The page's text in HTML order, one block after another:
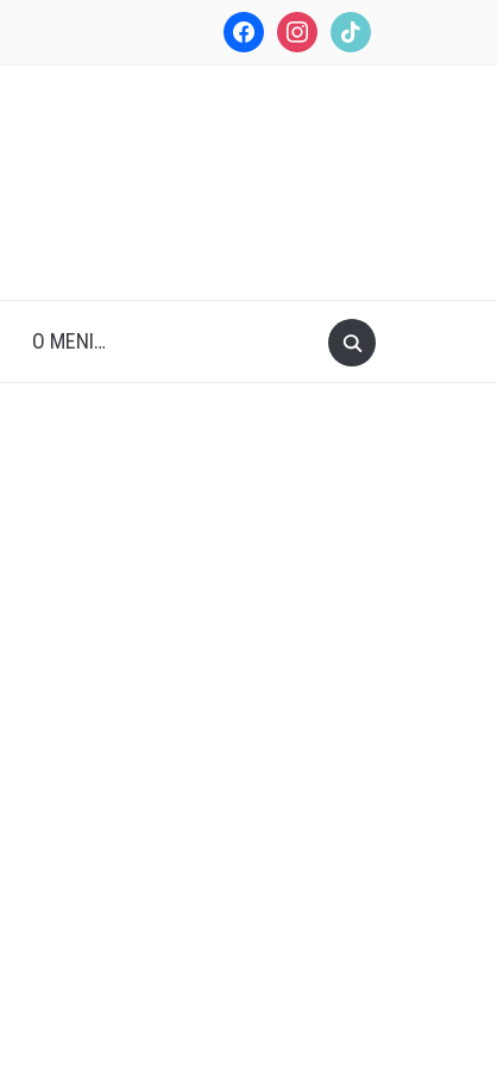
facebookinstagramtiktok
O MENI…